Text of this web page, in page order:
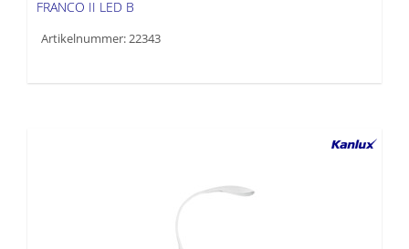
FRANCO II LED B
Artikelnummer: 22343